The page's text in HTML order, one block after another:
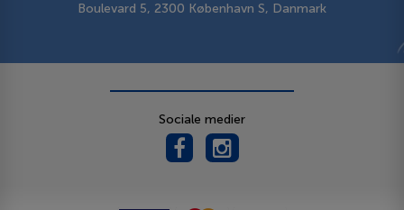
Boulevard 5, 2300 København S, Danmark
Sociale medier